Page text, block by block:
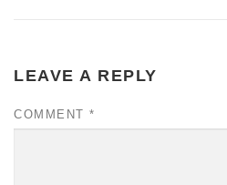
LEAVE A REPLY
COMMENT *